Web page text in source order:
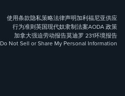
使用条款隐私策略法律声明加利福尼亚供应
行为准则英国现代奴隶制法案AODA 政策
加拿大强迫劳动报告莫迪罗 231环境报告
Do Not Sell or Share My Personal Information